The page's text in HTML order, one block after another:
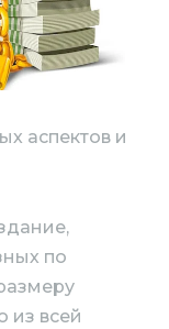
аспектов и
по
из всей